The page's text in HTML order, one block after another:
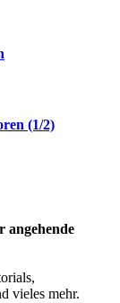
(1/2)
angehende
vieles mehr.